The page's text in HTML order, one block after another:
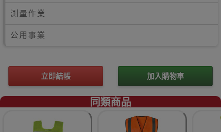
測量作業
公用事業
立即結帳 加入購物車
同類商品